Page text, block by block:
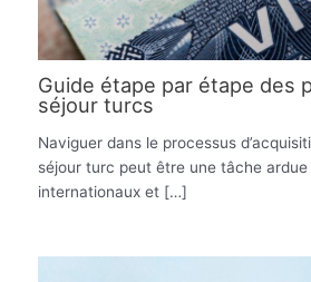
Guide étape par étape des
séjour turcs
Naviguer dans le processus
séjour turc peut être une tâche
internationaux et […]